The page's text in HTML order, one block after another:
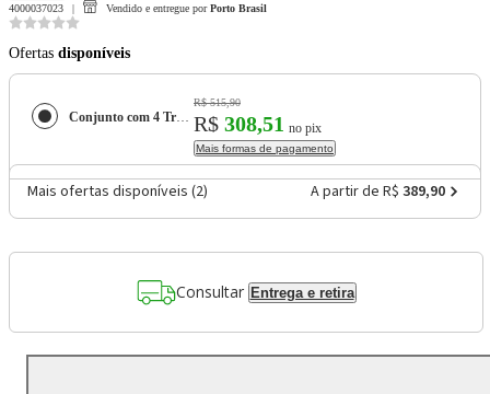
4000037023 Vendido e entregue por Porto Brasil
Ofertas disponíveis
Conjunto com 4 Travessas Oval Funda G Orgânico New White 32x16cm 650ml
R$ 515,90
R$ 308,51 no pix
Mais formas de pagamento
Mais ofertas disponíveis (2) A partir de R$ 389,90
Consultar Entrega e retira